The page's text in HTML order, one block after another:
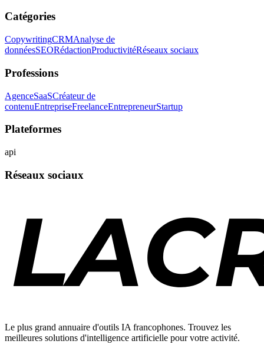
Catégories
CopywritingCRMAnalyse de
donnéesSEORédactionProductivitéRéseaux sociaux
Professions
AgenceSaaSCréateur de
contenuEntrepriseFreelanceEntrepreneurStartup
Plateformes
api
Réseaux sociaux
Le plus grand annuaire d'outils IA francophones. Trouvez les
meilleures solutions d'intelligence artificielle pour votre activité.